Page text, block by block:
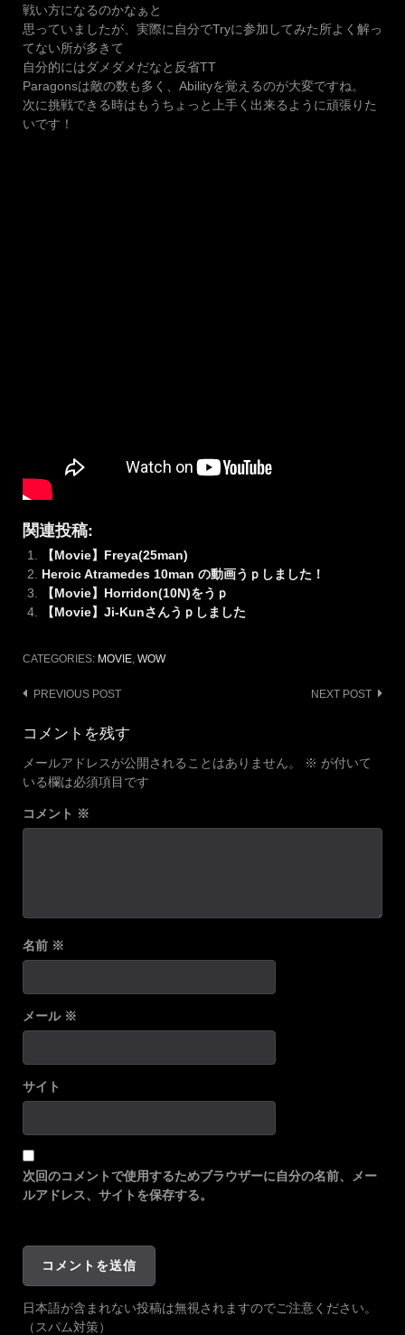
戦い方になるのかなぁと
思っていましたが、実際に自分でTryに参加してみた所よく解っ
てない所が多きて
自分的にはダメダメだなと反省TT
Paragonsは敵の数も多く、Abilityを覚えるのが大変ですね。
次に挑戦できる時はもうちょっと上手く出来るように頑張りた
いです！
関連投稿:
【Movie】Freya(25man)
Heroic Atramedes 10man の動画うｐしました！
【Movie】Horridon(10N)をうｐ
【Movie】Ji-Kunさんうｐしました
CATEGORIES: MOVIE, WOW
Post
navigation
PREVIOUS POST NEXT POST
コメントを残す
メールアドレスが公開されることはありません。 ※ が付いて
いる欄は必須項目です
コメント ※
名前 ※
メール ※
サイト
次回のコメントで使用するためブラウザーに自分の名前、メー
ルアドレス、サイトを保存する。
日本語が含まれない投稿は無視されますのでご注意ください。
（スパム対策）